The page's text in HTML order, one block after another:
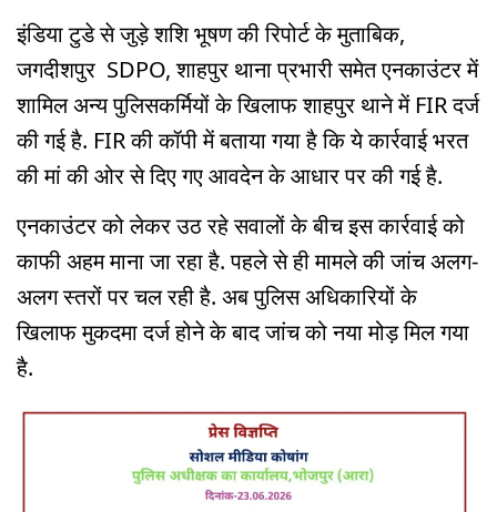
इंडिया टुडे से जुड़े शशि भूषण की रिपोर्ट के मुताबिक,
जगदीशपुर SDPO, शाहपुर थाना प्रभारी समेत एनकाउंटर में
शामिल अन्य पुलिसकर्मियों के खिलाफ शाहपुर थाने में FIR दर्ज
की गई है. FIR की कॉपी में बताया गया है कि ये कार्रवाई भरत
की मां की ओर से दिए गए आवदेन के आधार पर की गई है.
एनकाउंटर को लेकर उठ रहे सवालों के बीच इस कार्रवाई को
काफी अहम माना जा रहा है. पहले से ही मामले की जांच अलग-
अलग स्तरों पर चल रही है. अब पुलिस अधिकारियों के
खिलाफ मुकदमा दर्ज होने के बाद जांच को नया मोड़ मिल गया
है.